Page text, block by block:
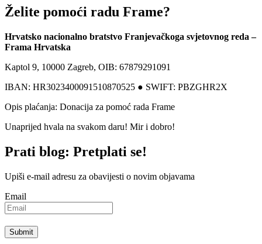
Želite pomoći radu Frame?
Hrvatsko nacionalno bratstvo Franjevačkoga svjetovnog reda –
Frama Hrvatska
Kaptol 9, 10000 Zagreb, OIB: 67879291091
IBAN: HR3023400091510870525 ● SWIFT: PBZGHR2X
Opis plaćanja: Donacija za pomoć rada Frame
Unaprijed hvala na svakom daru! Mir i dobro!
Prati blog: Pretplati se!
Upiši e-mail adresu za obavijesti o novim objavama
Email